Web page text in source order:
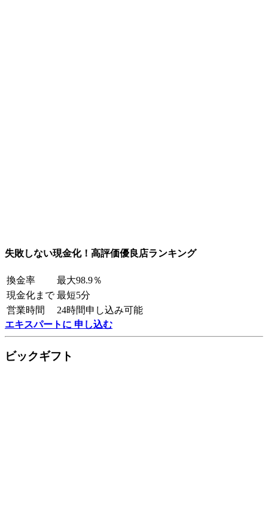
失敗しない現金化！高評価優良店ランキング
換金率
最大98.9％
現金化まで 最短5分
営業時間
24時間申し込み可能
エキスパートに 申し込む
ビックギフト